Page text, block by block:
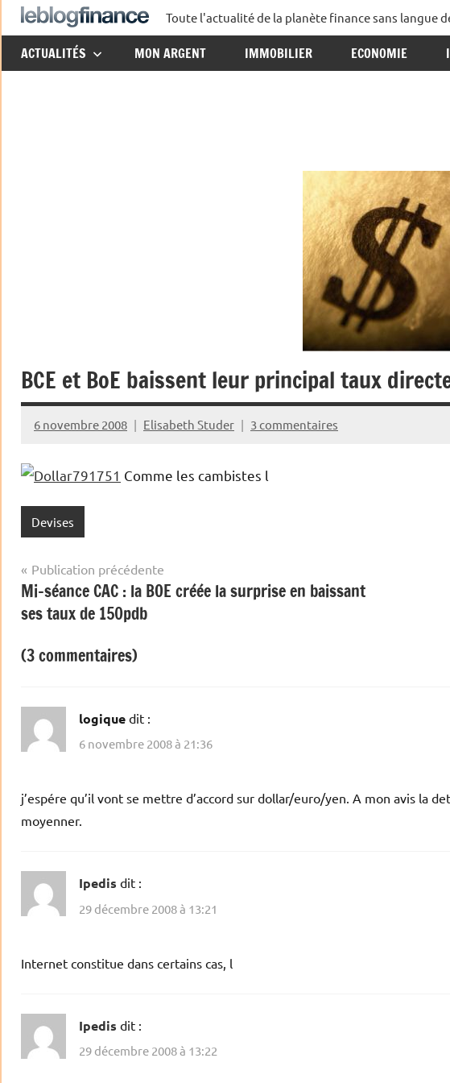
Aller
au
contenu
Le
Blog
Toute l'actualité de la planète finance sans langue
ACTUALITÉS MON ARGENT IMMOBILIER ECONOMIE
BCE et BoE baissent leur principal taux
6 novembre 2008 Elisabeth Studer 3 commentaires
Comme les cambistes l
Devises
Navigation
de
l’article
Publication précédente
Mi-séance CAC : la BOE créée la surprise en baissant
ses taux de 150pdb
(3 commentaires)
logique dit :
6 novembre 2008 à 21:36
j’espére qu’il vont se mettre d’accord sur dollar/euro/yen. A mon avis la
moyenner.
Ipedis dit :
29 décembre 2008 à 13:21
Internet constitue dans certains cas, l
Ipedis dit :
29 décembre 2008 à 13:22